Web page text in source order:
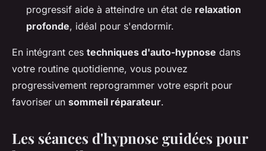
progressif aide à atteindre un état de relaxation
profonde, idéal pour s'endormir.
En intégrant ces techniques d'auto-hypnose dans
votre routine quotidienne, vous pouvez
progressivement reprogrammer votre esprit pour
favoriser un sommeil réparateur.
Les séances d'hypnose guidées pour